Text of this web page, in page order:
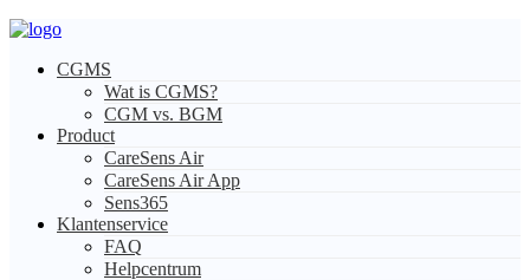
CGMS
Wat is CGMS?
CGM vs. BGM
Product
CareSens Air
CareSens Air App
Sens365
Klantenservice
FAQ
Helpcentrum